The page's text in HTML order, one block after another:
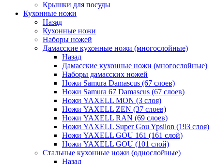
Крышки для посуды
Кухонные ножи
Назад
Кухонные ножи
Наборы ножей
Дамасские кухонные ножи (многослойные)
Назад
Дамасские кухонные ножи (многослойные)
Наборы дамасских ножей
Ножи Samura Damascus (67 слоев)
Ножи Samura 67 Damascus (67 слоев)
Ножи YAXELL MON (3 слоя)
Ножи YAXELL ZEN (37 слоев)
Ножи YAXELL RAN (69 слоев)
Ножи YAXELL Super Gou Ypsilon (193 слоя)
Ножи YAXELL GOU 161 (161 слой)
Ножи YAXELL GOU (101 слой)
Стальные кухонные ножи (однослойные)
Назад